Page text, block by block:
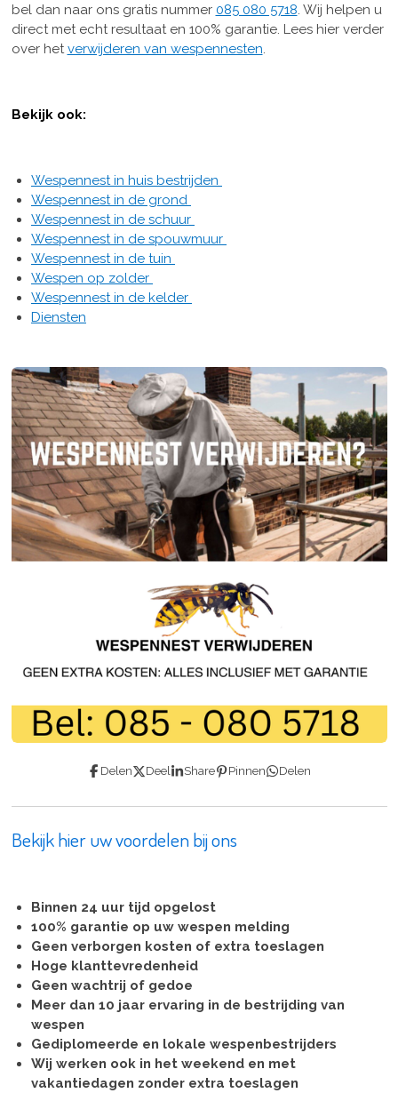
bel dan naar ons gratis nummer 085 080 5718. Wij helpen u
direct met echt resultaat en 100% garantie. Lees hier verder
over hetverwijderen van wespennesten.
Bekijk ook:
Wespennest in huis bestrijden
Wespennest in de grond
Wespennest in de schuur
Wespennest in de spouwmuur
Wespennest in de tuin
Wespen op zolder
Wespennest in de kelder
Diensten
Delen Deel Share Pinnen Delen
Bekijk hier uw voordelen bij ons
Binnen 24 uur tijd opgelost
100% garantie op uw wespen melding
Geen verborgen kosten of extra toeslagen
Hoge klanttevredenheid
Geen wachtrij of gedoe
Meer dan 10 jaar ervaring in de bestrijding van
wespen
Gediplomeerde en lokale wespenbestrijders
Wij werken ook in het weekend en met
vakantiedagen zonder extra toeslagen